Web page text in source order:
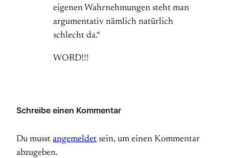
eigenen Wahrnehmungen steht man
argumentativ nämlich natürlich
schlecht da.“
WORD!!!
Schreibe einen Kommentar
Du musst angemeldet sein, um einen Kommentar
abzugeben.